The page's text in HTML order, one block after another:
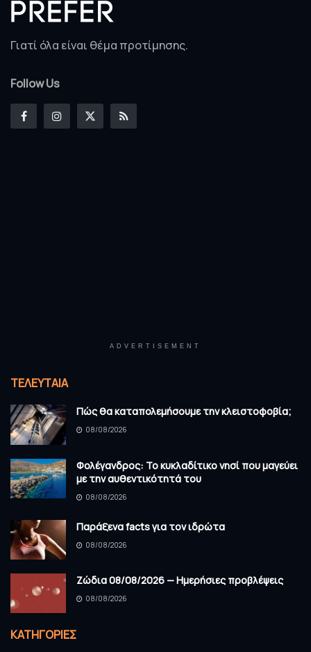
Γιατί όλα είναι θέμα προτίμησης.
Follow Us
ADVERTISEMENT
ΤΕΛΕΥΤΑΊΑ
Πώς θα καταπολεμήσουμε την κλειστοφοβία;
08/08/2026
Φολέγανδρος: Το κυκλαδίτικο νησί που μαγεύει
με την αυθεντικότητά του
08/08/2026
Παράξενα facts για τον ιδρώτα
08/08/2026
Ζώδια 08/08/2026 — Ημερήσιες προβλέψεις
08/08/2026
KΑΤΗΓΟΡΊΕΣ